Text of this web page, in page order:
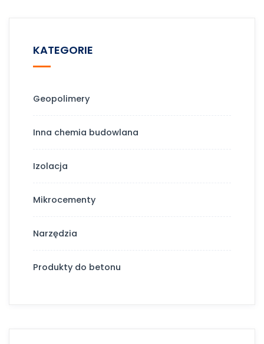
KATEGORIE
Geopolimery
Inna chemia budowlana
Izolacja
Mikrocementy
Narzędzia
Produkty do betonu